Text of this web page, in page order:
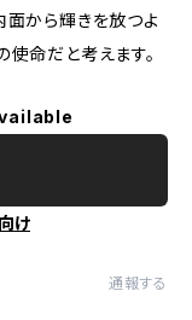
面から輝きを放つよ
使命だと考えます。
け
通報する